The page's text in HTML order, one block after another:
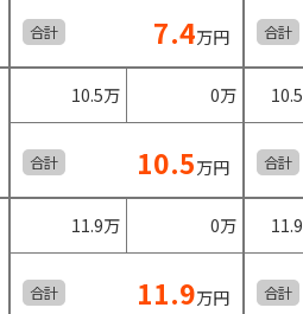
合計 7.4万円 合計
10.5万 0万
合計 10.5万円 合計
11.9万 0万
合計 11.9万円 合計